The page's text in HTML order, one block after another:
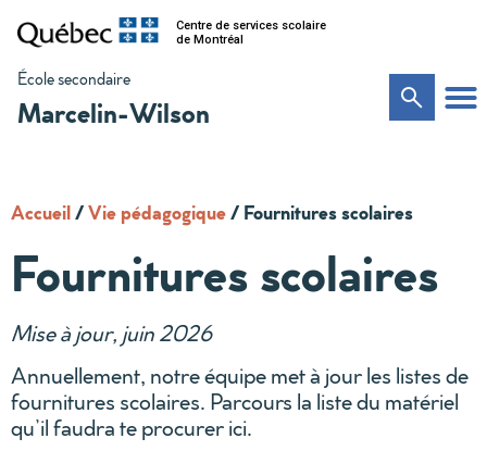
Centre de services scolaire
de Montréal
École secondaire
Marcelin-Wilson
Accueil/Vie pédagogique/Fournitures scolaires
Fournitures scolaires
Mise à jour, juin 2026
Annuellement, notre équipe met à jour les listes de
fournitures scolaires. Parcours la liste du matériel
qu’il faudra te procurer ici.